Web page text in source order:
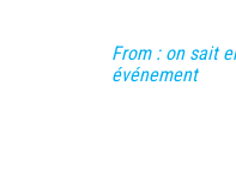
From : on sait
événement